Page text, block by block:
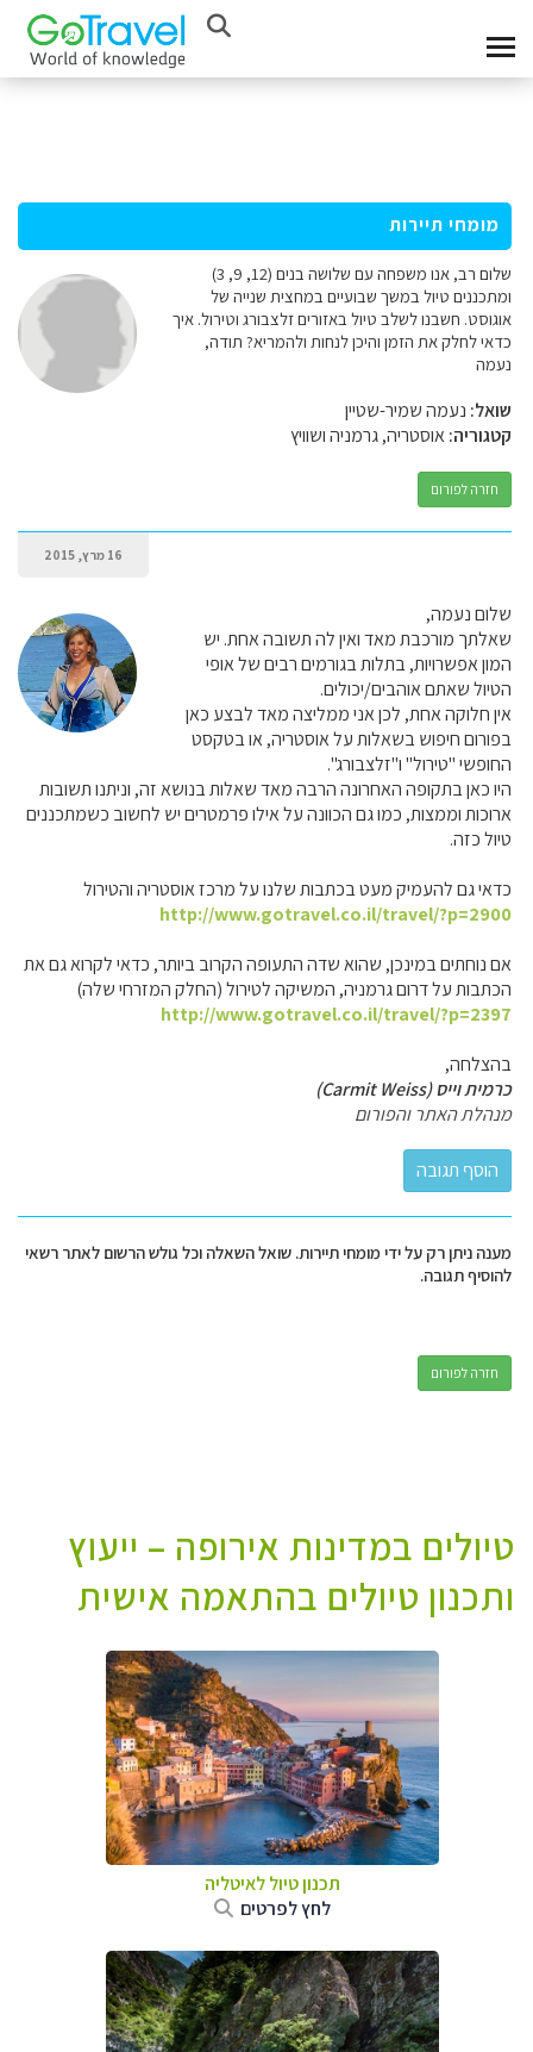
מומחי תיירות
שלום רב, אנו משפחה עם שלושה בנים (12, 9, 3)
ומתכננים טיול במשך שבועיים במחצית שנייה של
אוגוסט. חשבנו לשלב טיול באזורים זלצבורג וטירול. איך
כדאי לחלק את הזמן והיכן לנחות ולהמריא? תודה,
נעמה
שואל: נעמה שמיר-שטיין
קטגוריה:אוסטריה, גרמניה ושוויץ
חזרה לפורום
16 מרץ, 2015
שלום נעמה,
שאלתך מורכבת מאד ואין לה תשובה אחת. יש
המון אפשרויות, בתלות בגורמים רבים של אופי
הטיול שאתם אוהבים/יכולים.
אין חלוקה אחת, לכן אני ממליצה מאד לבצע כאן
בפורום חיפוש בשאלות על אוסטריה, או בטקסט
החופשי "טירול" ו"זלצבורג".
היו כאן בתקופה האחרונה הרבה מאד שאלות בנושא זה, וניתנו תשובות
ארוכות וממצות, כמו גם הכוונה על אילו פרמטרים יש לחשוב כשמתכננים
טיול כזה.
כדאי גם להעמיק מעט בכתבות שלנו על מרכז אוסטריה והטירול
http://www.gotravel.co.il/travel/?p=2900
אם נוחתים במינכן, שהוא שדה התעופה הקרוב ביותר, כדאי לקרוא גם את
הכתבות על דרום גרמניה, המשיקה לטירול (החלק המזרחי שלה)
http://www.gotravel.co.il/travel/?p=2397
בהצלחה,
כרמית וייס (Carmit Weiss)
מנהלת האתר והפורום
מענה ניתן רק על ידי מומחי תיירות. שואל השאלה וכל גולש הרשום לאתר רשאי
להוסיף תגובה.
חזרה לפורום
טיולים במדינות אירופה – ייעוץ
ותכנון טיולים בהתאמה אישית
תכנון טיול לאיטליה
לחץ לפרטים